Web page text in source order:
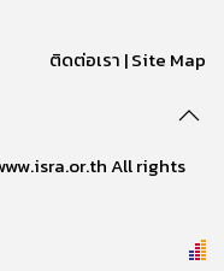
ติดต่อเรา |Site Map
All rights